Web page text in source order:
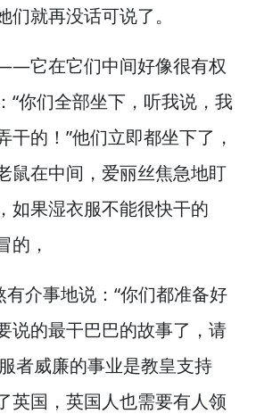
们就再没话可说了。
—它在它们中间好像很有权
你们全部坐下， 听我说， 我
干的！”他们立即都坐下了，
鼠在中间， 爱丽丝焦急地盯
如果湿衣服不能很快干的
的，
有介事地说：“你们都准备好
说的最干巴巴的故事了， 请
者威廉的事业是教皇支持
英国， 英国人也需要有人领